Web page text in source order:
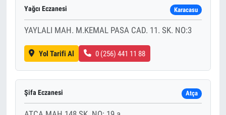
Yağcı Eczanesi Karacasu
YAYLALI MAH. M.KEMAL PASA CAD. 11. SK. NO:3
Yol Tarifi Al 0 (256) 441 11 88
Şifa Eczanesi Atça